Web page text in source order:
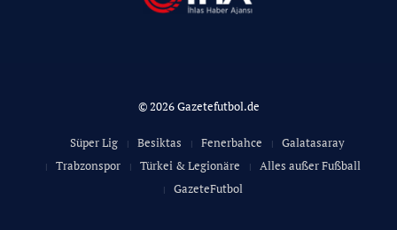
© 2026 Gazetefutbol.de
Süper Lig Besiktas Fenerbahce
Galatasaray
Trabzonspor
Türkei & Legionäre
Alles außer Fußball
GazeteFutbol